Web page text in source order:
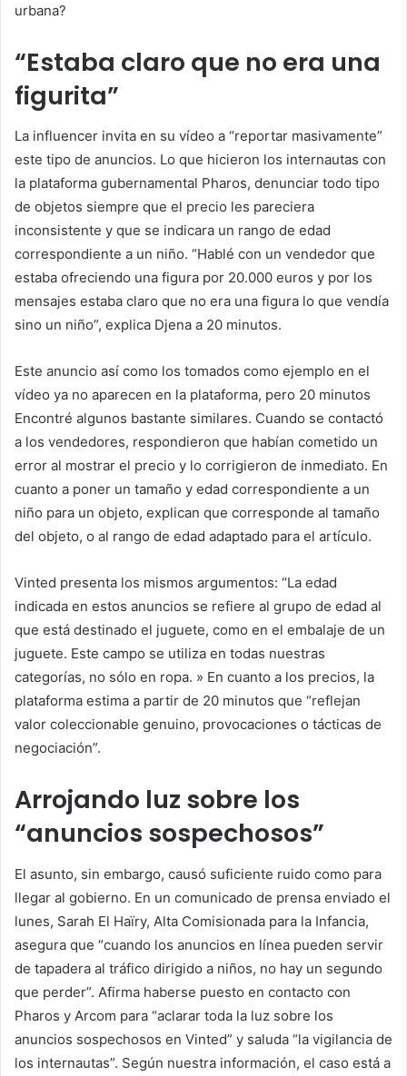
urbana?
“Estaba claro que no era una
figurita”
La influencer invita en su vídeo a “reportar masivamente”
este tipo de anuncios. Lo que hicieron los internautas con
la plataforma gubernamental Pharos, denunciar todo tipo
de objetos siempre que el precio les pareciera
inconsistente y que se indicara un rango de edad
correspondiente a un niño. “Hablé con un vendedor que
estaba ofreciendo una figura por 20.000 euros y por los
mensajes estaba claro que no era una figura lo que vendía
sino un niño”, explica Djena a 20 minutos.
Este anuncio así como los tomados como ejemplo en el
vídeo ya no aparecen en la plataforma, pero 20 minutos
Encontré algunos bastante similares. Cuando se contactó
a los vendedores, respondieron que habían cometido un
error al mostrar el precio y lo corrigieron de inmediato. En
cuanto a poner un tamaño y edad correspondiente a un
niño para un objeto, explican que corresponde al tamaño
del objeto, o al rango de edad adaptado para el artículo.
Vinted presenta los mismos argumentos: “La edad
indicada en estos anuncios se refiere al grupo de edad al
que está destinado el juguete, como en el embalaje de un
juguete. Este campo se utiliza en todas nuestras
categorías, no sólo en ropa. » En cuanto a los precios, la
plataforma estima a partir de 20 minutos que “reflejan
valor coleccionable genuino, provocaciones o tácticas de
negociación”.
Arrojando luz sobre los
“anuncios sospechosos”
El asunto, sin embargo, causó suficiente ruido como para
llegar al gobierno. En un comunicado de prensa enviado el
lunes, Sarah El Haïry, Alta Comisionada para la Infancia,
asegura que “cuando los anuncios en línea pueden servir
de tapadera al tráfico dirigido a niños, no hay un segundo
que perder”. Afirma haberse puesto en contacto con
Pharos y Arcom para “aclarar toda la luz sobre los
anuncios sospechosos en Vinted” y saluda “la vigilancia de
los internautas”. Según nuestra información, el caso está a